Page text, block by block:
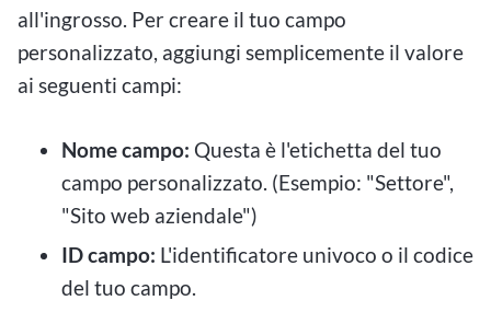
all'ingrosso. Per creare il tuo campo
personalizzato, aggiungi semplicemente il valore
ai seguenti campi:
Nome campo: Questa è l'etichetta del tuo
campo personalizzato. (Esempio: "Settore",
"Sito web aziendale")
ID campo: L'identificatore univoco o il codice
del tuo campo.